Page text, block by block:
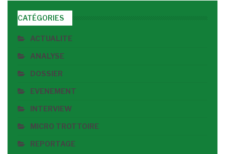
CATÉGORIES
ACTUALITE
ANALYSE
DOSSIER
EVENEMENT
INTERVIEW
MICRO TROTTOIRE
REPORTAGE